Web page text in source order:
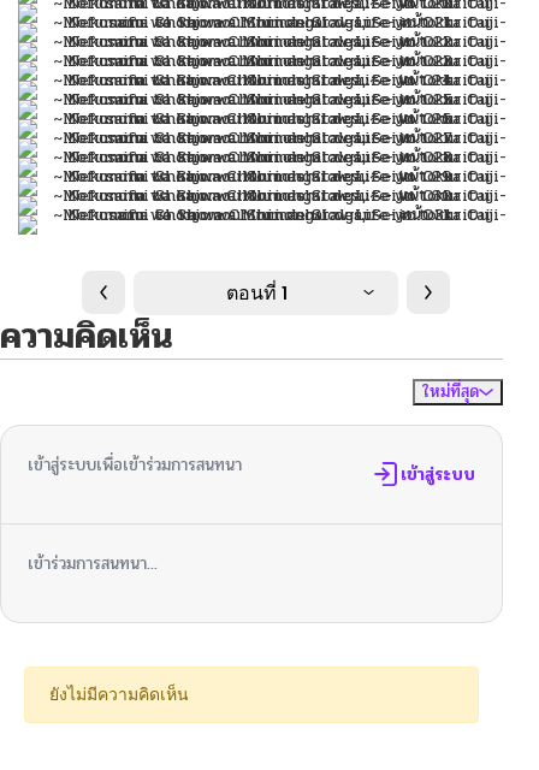
ตอนที่ 1
ความคิดเห็น
ใหม่ที่สุด
เข้าสู่ระบบเพื่อเข้าร่วมการสนทนา เข้าสู่ระบบ
เข้าร่วมการสนทนา...
ยังไม่มีความคิดเห็น